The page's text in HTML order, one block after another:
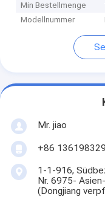
Min Bestellmenge
Modellnummer
Mr. jiao
+86
1-1-916,
Nr. 6975-
(Dongjiang